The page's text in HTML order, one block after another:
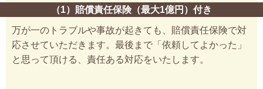
（1）賠償責任保険（最大1億円）付き
万が一のトラブルや事故が起きても、賠償責任保険で対
応させていただきます。最後まで「依頼してよかった」
と思って頂ける、責任ある対応をいたします。